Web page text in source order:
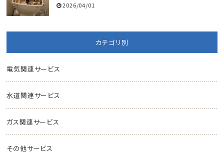
2026/04/01
カテゴリ別
電気関連サービス
水道関連サービス
ガス関連サービス
その他サービス